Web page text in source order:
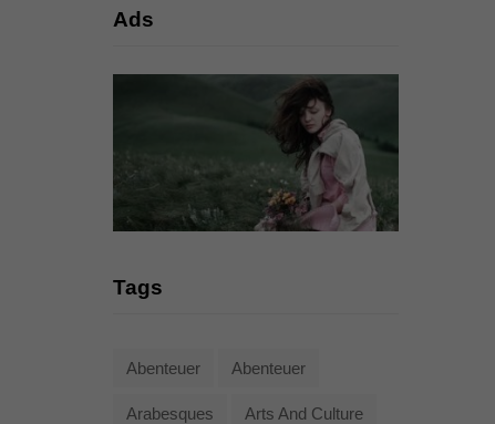
Ads
Tags
Abenteuer Abenteuer
Arabesques Arts And Culture